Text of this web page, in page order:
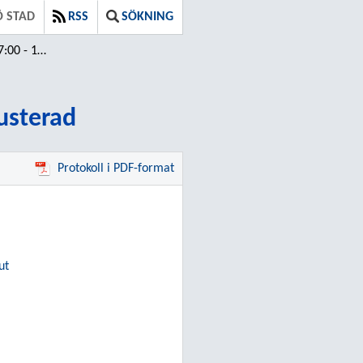
STAD RSS SÖKNING
Justerad
Protokoll i PDF-format